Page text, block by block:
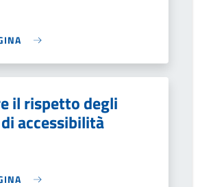
il rispetto degli
accessibilità